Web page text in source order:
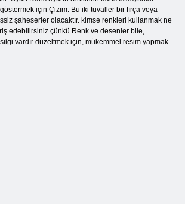
için Çizim. Bu iki tuvaller bir fırça veya
şaheserler olacaktır. kimse renkleri kullanmak ne
edebilirsiniz çünkü Renk ve desenler bile,
vardır düzeltmek için, mükemmel resim yapmak